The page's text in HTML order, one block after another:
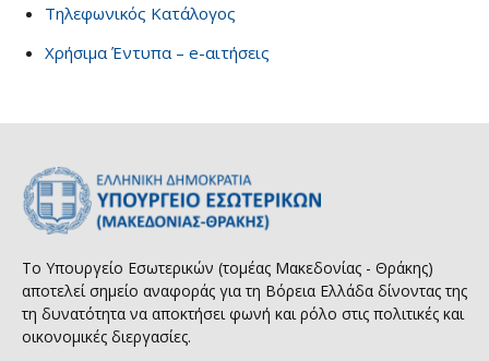
Τηλεφωνικός Κατάλογος
Χρήσιμα Έντυπα – e-αιτήσεις
Το Υπουργείο Εσωτερικών (τομέας Μακεδονίας - Θράκης)
αποτελεί σημείο αναφοράς για τη Βόρεια Ελλάδα δίνοντας της
τη δυνατότητα να αποκτήσει φωνή και ρόλο στις πολιτικές και
οικονομικές διεργασίες.